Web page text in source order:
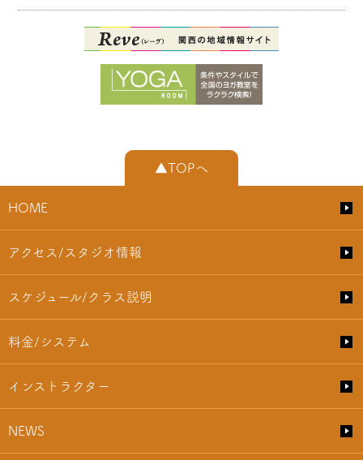
▲TOPへ
HOME
アクセス/スタジオ情報
スケジュール/クラス説明
料金/システム
インストラクター
NEWS